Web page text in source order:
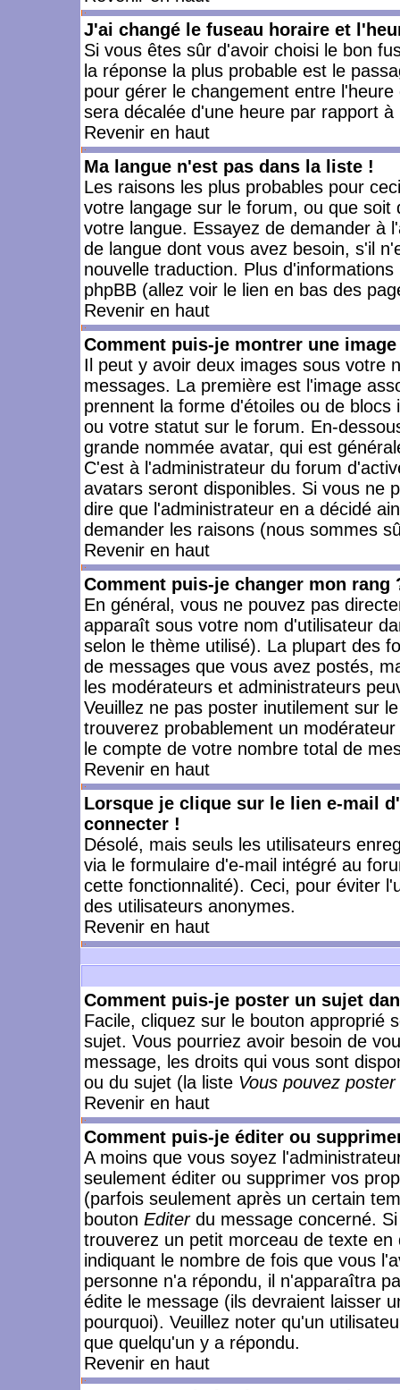
J'ai changé le fuseau horaire et
Si vous êtes sûr d'avoir choisi le bon
la réponse la plus probable est le
pour gérer le changement entre
sera décalée d'une heure par rapport à
Revenir en haut
Ma langue n'est pas dans la liste !
Les raisons les plus probables pour
votre langage sur le forum, ou que
votre langue. Essayez de demander à
de langue dont vous avez besoin, s'il
nouvelle traduction. Plus
phpBB (allez voir le lien en bas des
Revenir en haut
Comment puis-je montrer une
Il peut y avoir deux images sous votre
messages. La première est l'image
prennent la forme d'étoiles ou de
ou votre statut sur le forum. En-
grande nommée avatar, qui est
C'est à l'administrateur du forum
avatars seront disponibles. Si vous ne
dire que l'administrateur en a décidé
demander les raisons (nous sommes
Revenir en haut
Comment puis-je changer mon rang
En général, vous ne pouvez pas
apparaît sous votre nom d'utilisateur
selon le thème utilisé). La plupart des
de messages que vous avez postés,
les modérateurs et administrateurs
Veuillez ne pas poster inutilement sur
trouverez probablement un
le compte de votre nombre total de
Revenir en haut
Lorsque je clique sur le lien e-mail
connecter !
Désolé, mais seuls les utilisateurs
via le formulaire d'e-mail intégré au
cette fonctionnalité). Ceci, pour éviter
des utilisateurs anonymes.
Revenir en haut
Comment puis-je poster un sujet
Facile, cliquez sur le bouton approprié
sujet. Vous pourriez avoir besoin de
message, les droits qui vous sont
ou du sujet (la liste Vous pouvez
Revenir en haut
Comment puis-je éditer ou
A moins que vous soyez
seulement éditer ou supprimer vos
(parfois seulement après un certain
bouton Editerdu message concerné.
trouverez un petit morceau de texte
indiquant le nombre de fois que vous
personne n'a répondu, il n'apparaîtra
édite le message (ils devraient laisser
pourquoi). Veuillez noter qu'un
que quelqu'un y a répondu.
Revenir en haut